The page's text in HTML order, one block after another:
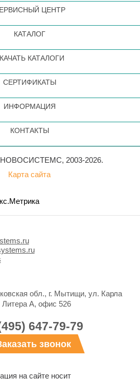
ЦЕНТР
КАТАЛОГ
КАТАЛОГИ
СЕРТИФИКАТЫ
ИНФОРМАЦИЯ
КОНТАКТЫ
НОВОСИСТЕМС, 2003-2026.
Карта сайта
обл., г. Мытищи, ул. Карла
А, офис 526
647-79-79
звонок
на сайте носит